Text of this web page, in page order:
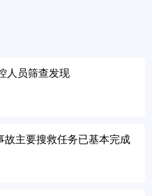
人员筛查发现
故主要搜救任务已基本完成